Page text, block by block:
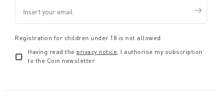
Registration for children under 18 is not allowed
Having read the privacy notice, I authorise my subscription
to the Coin newsletter